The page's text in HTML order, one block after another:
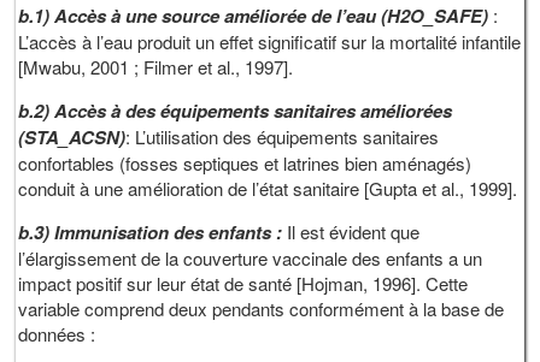
b.1) Accès à une source améliorée de l’eau (H2O_SAFE) :
L’accès à l’eau produit un effet significatif sur la mortalité infantile
[Mwabu, 2001 ; Filmer et al., 1997].
b.2) Accès à des équipements sanitaires améliorées
(STA_ACSN): L’utilisation des équipements sanitaires
confortables (fosses septiques et latrines bien aménagés)
conduit à une amélioration de l’état sanitaire [Gupta et al., 1999].
b.3) Immunisation des enfants : Il est évident que
l’élargissement de la couverture vaccinale des enfants a un
impact positif sur leur état de santé [Hojman, 1996]. Cette
variable comprend deux pendants conformément à la base de
données :